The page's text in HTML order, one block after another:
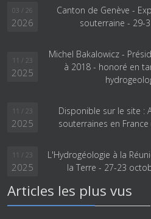
03 / 26
2026
Canton de Genève -
souterraine - 29-
11 / 23
2025
Michel Bakalowicz -
à 2018 - honoré en
11 / 23
2025
Disponible sur le site :
souterraines en France
11 / 23
2025
L'Hydrogéologie à la
la Terre - 27-23
Articles les plus vus